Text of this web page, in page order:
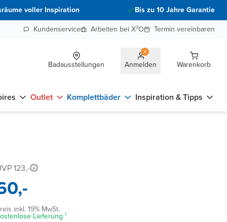
voller Inspiration
Bis zu 10 Jahre Garantie
Kundenservice
Arbeiten bei X²O Termin vereinbaren
Badausstellungen Anmelden Warenkorb
Outlet Komplettbäder Inspiration & Tipps
123,-
inkl. 19% MwSt.
Lieferung ¹